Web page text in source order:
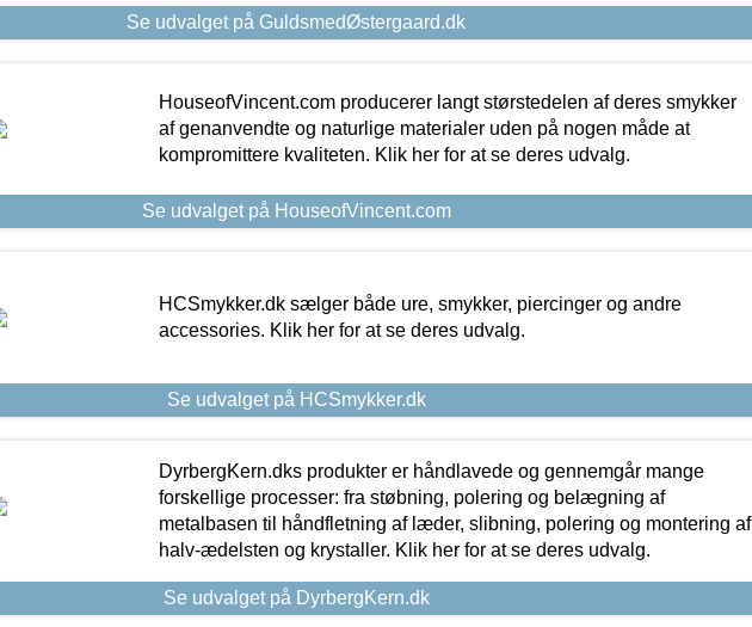
Se udvalget på GuldsmedØstergaard.dk
HouseofVincent.com producerer langt størstedelen af deres smykker
af genanvendte og naturlige materialer uden på nogen måde at
kompromittere kvaliteten. Klik her for at se deres udvalg.
Se udvalget på HouseofVincent.com
HCSmykker.dk sælger både ure, smykker, piercinger og andre
accessories. Klik her for at se deres udvalg.
Se udvalget på HCSmykker.dk
DyrbergKern.dks produkter er håndlavede og gennemgår mange
forskellige processer: fra støbning, polering og belægning af
metalbasen til håndfletning af læder, slibning, polering og montering af
halv-ædelsten og krystaller. Klik her for at se deres udvalg.
Se udvalget på DyrbergKern.dk